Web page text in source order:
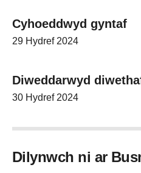
Cyhoeddwyd gyntaf
29 Hydref 2024
Diweddarwyd
30 Hydref 2024
Dilynwch ni ar